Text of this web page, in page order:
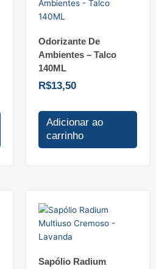
Odorizante De
Ambientes – Talco
140ML
R$13,50
Adicionar ao
carrinho
Sapólio Radium